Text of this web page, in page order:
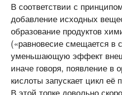
В соответствии с
добавление исходных
образование продуктов
(«равновесие смещается в
уменьшающую эффект
иначе говоря, появление в
кислоты запускает цикл её
В этой топке довольно